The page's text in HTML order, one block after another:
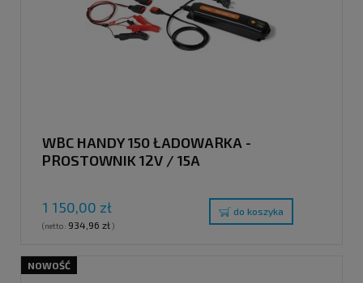
WBC HANDY 150 ŁADOWARKA -
PROSTOWNIK 12V / 15A
1 150,00 zł
(netto: 934,96 zł)
do koszyka
NOWOŚĆ